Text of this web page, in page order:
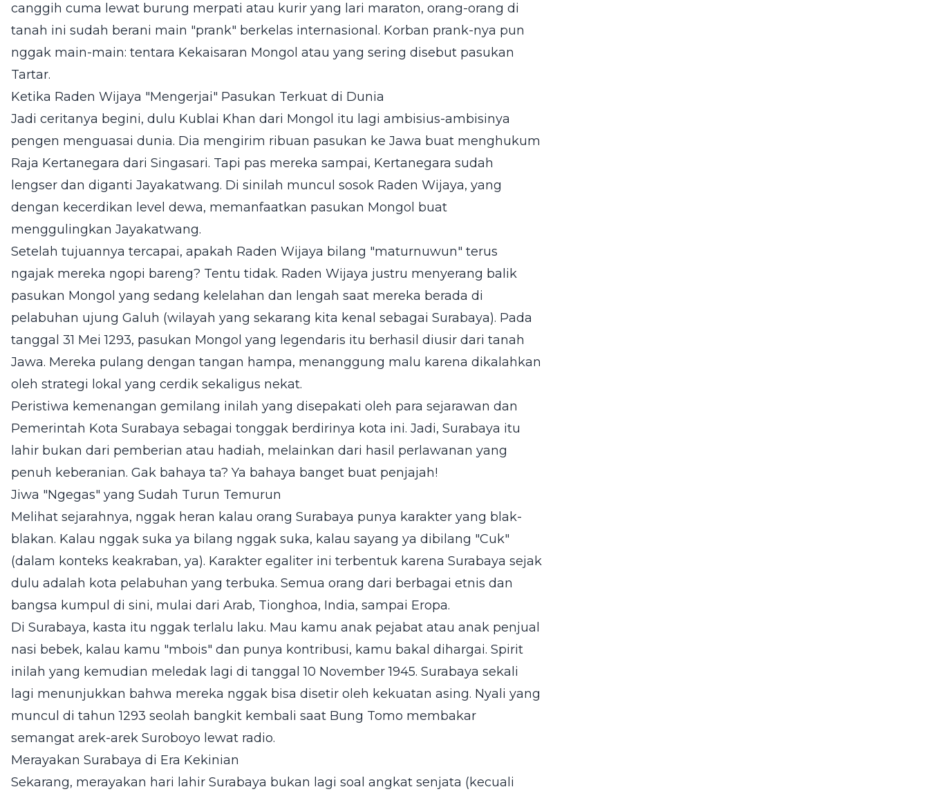
canggih cuma lewat burung merpati atau kurir yang lari maraton, orang-orang di
tanah ini sudah berani main "prank" berkelas internasional. Korban prank-nya pun
nggak main-main: tentara Kekaisaran Mongol atau yang sering disebut pasukan
Tartar.
Ketika Raden Wijaya "Mengerjai" Pasukan Terkuat di Dunia
Jadi ceritanya begini, dulu Kublai Khan dari Mongol itu lagi ambisius-ambisinya
pengen menguasai dunia. Dia mengirim ribuan pasukan ke Jawa buat menghukum
Raja Kertanegara dari Singasari. Tapi pas mereka sampai, Kertanegara sudah
lengser dan diganti Jayakatwang. Di sinilah muncul sosok Raden Wijaya, yang
dengan kecerdikan level dewa, memanfaatkan pasukan Mongol buat
menggulingkan Jayakatwang.
Setelah tujuannya tercapai, apakah Raden Wijaya bilang "maturnuwun" terus
ngajak mereka ngopi bareng? Tentu tidak. Raden Wijaya justru menyerang balik
pasukan Mongol yang sedang kelelahan dan lengah saat mereka berada di
pelabuhan ujung Galuh (wilayah yang sekarang kita kenal sebagai Surabaya). Pada
tanggal 31 Mei 1293, pasukan Mongol yang legendaris itu berhasil diusir dari tanah
Jawa. Mereka pulang dengan tangan hampa, menanggung malu karena dikalahkan
oleh strategi lokal yang cerdik sekaligus nekat.
Peristiwa kemenangan gemilang inilah yang disepakati oleh para sejarawan dan
Pemerintah Kota Surabaya sebagai tonggak berdirinya kota ini. Jadi, Surabaya itu
lahir bukan dari pemberian atau hadiah, melainkan dari hasil perlawanan yang
penuh keberanian. Gak bahaya ta? Ya bahaya banget buat penjajah!
Jiwa "Ngegas" yang Sudah Turun Temurun
Melihat sejarahnya, nggak heran kalau orang Surabaya punya karakter yang blak-
blakan. Kalau nggak suka ya bilang nggak suka, kalau sayang ya dibilang "Cuk"
(dalam konteks keakraban, ya). Karakter egaliter ini terbentuk karena Surabaya sejak
dulu adalah kota pelabuhan yang terbuka. Semua orang dari berbagai etnis dan
bangsa kumpul di sini, mulai dari Arab, Tionghoa, India, sampai Eropa.
Di Surabaya, kasta itu nggak terlalu laku. Mau kamu anak pejabat atau anak penjual
nasi bebek, kalau kamu "mbois" dan punya kontribusi, kamu bakal dihargai. Spirit
inilah yang kemudian meledak lagi di tanggal 10 November 1945. Surabaya sekali
lagi menunjukkan bahwa mereka nggak bisa disetir oleh kekuatan asing. Nyali yang
muncul di tahun 1293 seolah bangkit kembali saat Bung Tomo membakar
semangat arek-arek Suroboyo lewat radio.
Merayakan Surabaya di Era Kekinian
Sekarang, merayakan hari lahir Surabaya bukan lagi soal angkat senjata (kecuali